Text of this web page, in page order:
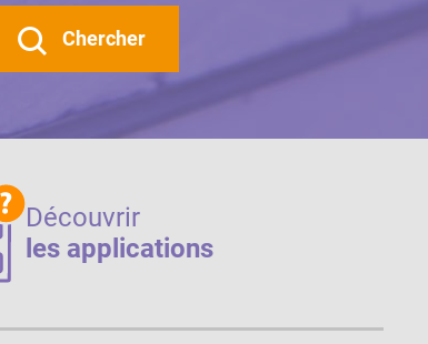
Chercher
Découvrir
les applications